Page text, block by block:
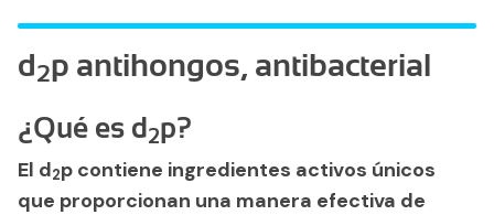
d2p antihongos, antibacterial
¿Qué es d2p?
El d2p contiene ingredientes activos únicos
que proporcionan una manera efectiva de